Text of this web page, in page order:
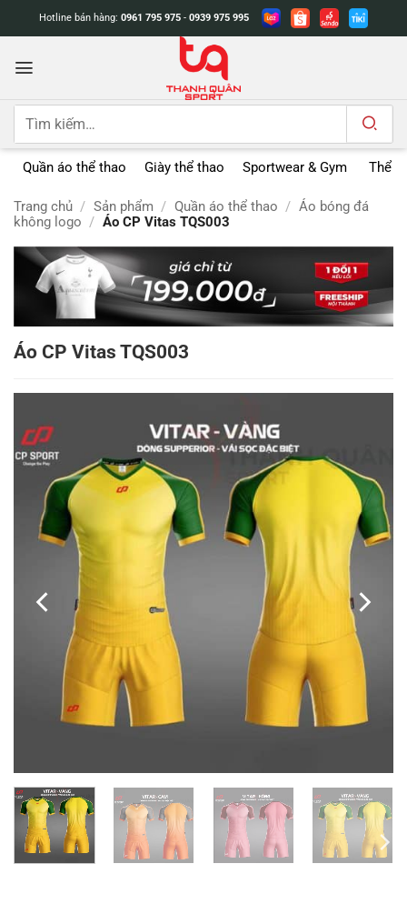
dung
Hotline bán hàng: 0961 795 975 - 0939 975 995
Tìm
Quần áo thể thao Giày thể thao Sportwear & Gym Thể
Trang chủ / Sản phẩm / Quần áo thể thao / Áo bóng đá
không logo / Áo CP Vitas TQS003
Áo CP Vitas TQS003